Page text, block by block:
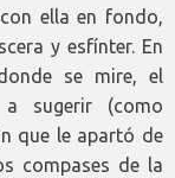
ella en fondo,
y esfínter. En
se mire, el
sugerir (como
que le apartó de
compases de la